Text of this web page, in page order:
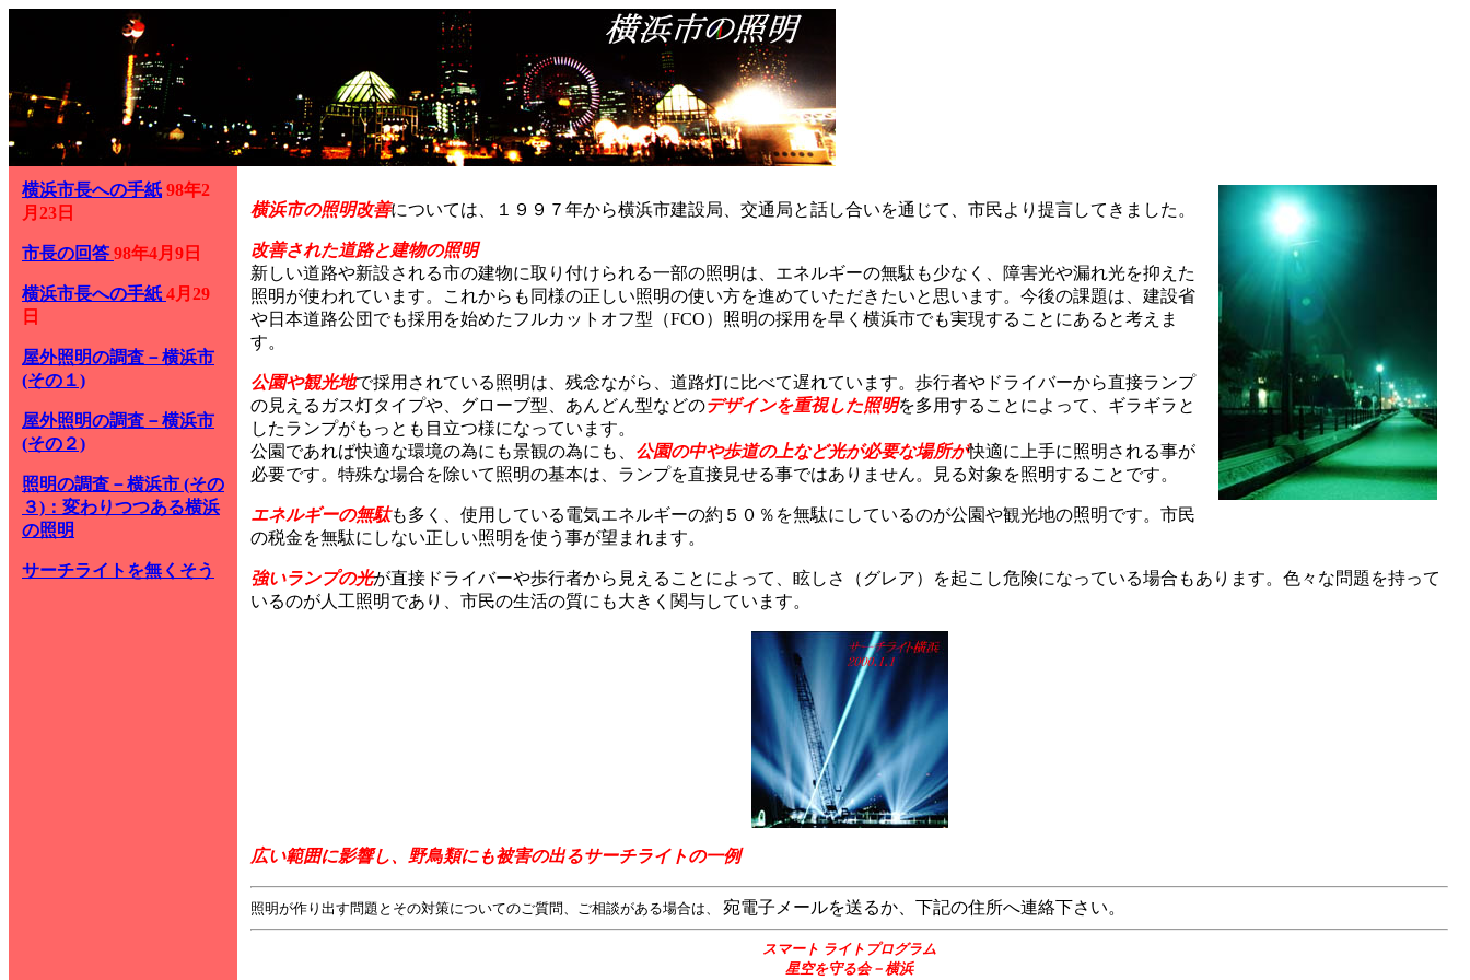
横浜市長への手紙 98年2
月23日
市長の回答 98年4月9日
横浜市長への手紙 4月29
日
屋外照明の調査－横浜市
(その１)
屋外照明の調査－横浜市
(その２)
照明の調査－横浜市 (その
３)：変わりつつある横浜
の照明
サーチライトを無くそう
横浜市の照明改善については、１９９７年から横浜市建設局、交通局と話し合いを通じて、市民より提言してきました。
改善された道路と建物の照明
新しい道路や新設される市の建物に取り付けられる一部の照明は、エネルギーの無駄も少なく、障害光や漏れ光を抑えた
照明が使われています。これからも同様の正しい照明の使い方を進めていただきたいと思います。今後の課題は、建設省
や日本道路公団でも採用を始めたフルカットオフ型（FCO）照明の採用を早く横浜市でも実現することにあると考えま
す。
公園や観光地で採用されている照明は、残念ながら、道路灯に比べて遅れています。歩行者やドライバーから直接ランプ
の見えるガス灯タイプや、グローブ型、あんどん型などのデザインを重視した照明を多用することによって、ギラギラと
したランプがもっとも目立つ様になっています。
公園であれば快適な環境の為にも景観の為にも、 公園の中や歩道の上など光が必要な場所が快適に上手に照明される事が
必要です。特殊な場合を除いて照明の基本は、ランプを直接見せる事ではありません。見る対象を照明することです。
エネルギーの無駄も多く、使用している電気エネルギーの約５０％を無駄にしているのが公園や観光地の照明です。市民
の税金を無駄にしない正しい照明を使う事が望まれます。
強いランプの光が直接ドライバーや歩行者から見えることによって、眩しさ（グレア）を起こし危険になっている場合もあります。色々な問題を持って
いるのが人工照明であり、市民の生活の質にも大きく関与しています。
広い範囲に影響し、野鳥類にも被害の出るサーチライトの一例
照明が作り出す問題とその対策についてのご質問、ご相談がある場合は、 宛電子メールを送るか、下記の住所へ連絡下さい。
スマート ライトプログラム
星空を守る会－横浜